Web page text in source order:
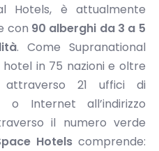
Hotels, è attualmente
con 90 alberghi da 3 a 5
. Come Supranational
hotel in 75 nazioni e oltre
attraverso 21 uffici di
o Internet all’indirizzo
il numero verde
Hotels comprende: